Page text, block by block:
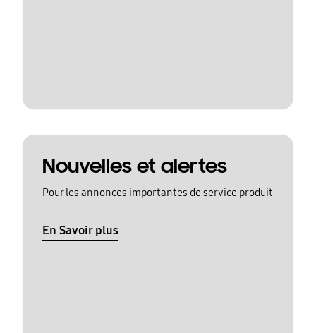
Nouvelles et alertes
Pour les annonces importantes de service produit
En Savoir plus